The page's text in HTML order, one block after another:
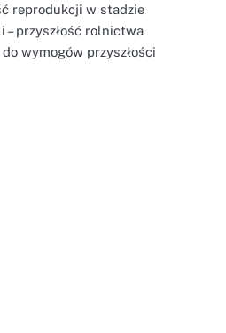
reprodukcji w stadzie
przyszłość rolnictwa
wymogów przyszłości